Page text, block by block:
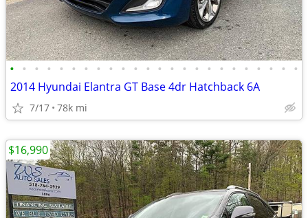
• • • • • • • • • • • • • • • • • • • • • • • •
2014 Hyundai Elantra GT Base 4dr Hatchback 6A
7/17 78k mi
$16,990